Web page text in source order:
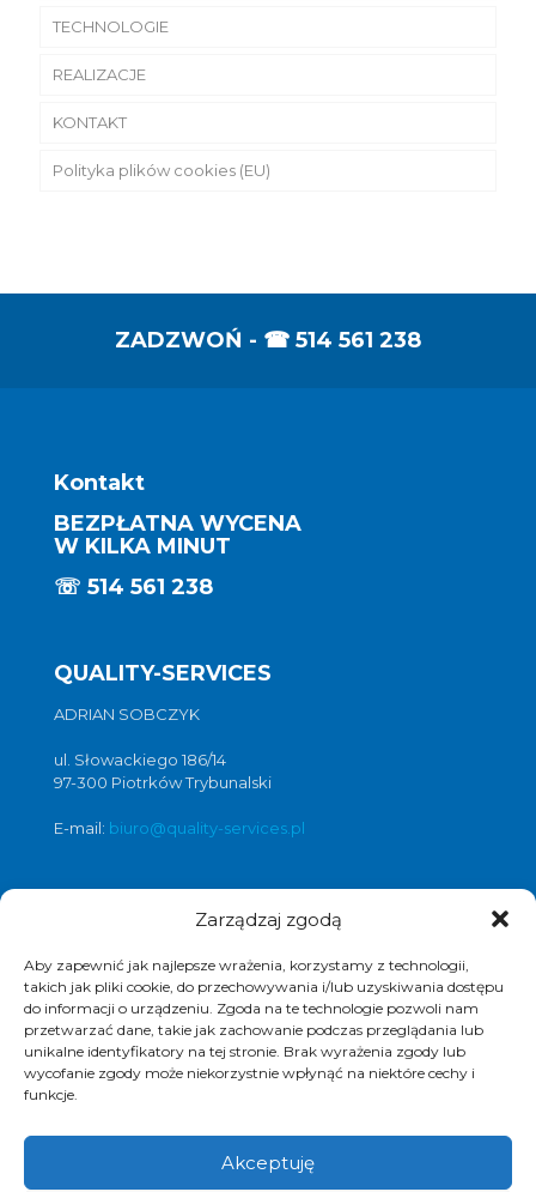
Zarządzaj zgodą
Aby zapewnić jak najlepsze wrażenia, korzystamy z technologii,
takich jak pliki cookie, do przechowywania i/lub uzyskiwania dostępu
do informacji o urządzeniu. Zgoda na te technologie pozwoli nam
przetwarzać dane, takie jak zachowanie podczas przeglądania lub
unikalne identyfikatory na tej stronie. Brak wyrażenia zgody lub
wycofanie zgody może niekorzystnie wpłynąć na niektóre cechy i
funkcje.
Akceptuję
POLIMERYZACJA WYKŁADZIN PCV
MYCIE I CZYSZCZENIE HAL MAGAZYNOWYCH
CZYSZCZENIE KOSTKI BRUKOWEJ
CZYSZCZENIE POSADZEK I PODŁÓG
OBIEKTOWYCH
TECHNOLOGIE
REALIZACJE
WIDEO
KONTAKT
Polityka plików cookies (EU)
ZADZWOŃ - ☎ 514 561 238
Kontakt
BEZPŁATNA WYCENA
W KILKA MINUT
☏ 514 561 238
QUALITY-SERVICES
ADRIAN SOBCZYK
ul. Słowackiego 186/14
97-300 Piotrków Trybunalski
E-mail: biuro@quality-services.pl
Oferta usług czyszczenia posadzek i
czyszczenie posadzek Warszawa,
czyszczenie posadzek Łódź,
czyszczenie posadzek Poznań,
czyszczenie posadzek Katowice,